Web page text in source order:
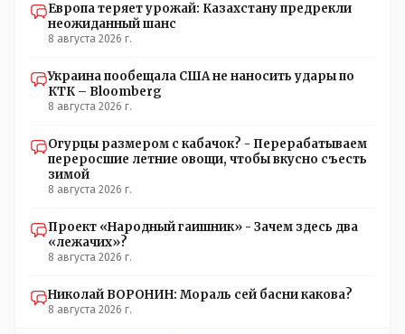
Европа теряет урожай: Казахстану предрекли
неожиданный шанс
8 августа 2026 г.
Украина пообещала США не наносить удары по
КТК – Bloomberg
8 августа 2026 г.
Огурцы размером с кабачок? - Перерабатываем
переросшие летние овощи, чтобы вкусно съесть
зимой
8 августа 2026 г.
Проект «Народный гаишник» - Зачем здесь два
«лежачих»?
8 августа 2026 г.
Николай ВОРОНИН: Мораль сей басни какова?
8 августа 2026 г.